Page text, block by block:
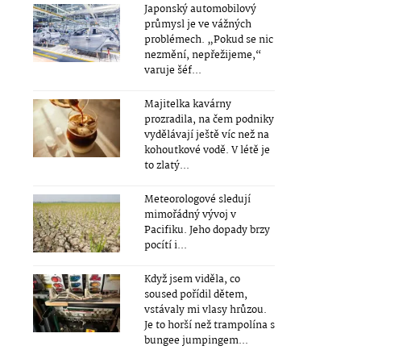
Japonský automobilový
průmysl je ve vážných
problémech. „Pokud se nic
nezmění, nepřežijeme,“
varuje šéf...
Majitelka kavárny
prozradila, na čem podniky
vydělávají ještě víc než na
kohoutkové vodě. V létě je
to zlatý...
Meteorologové sledují
mimořádný vývoj v
Pacifiku. Jeho dopady brzy
pocítí i...
Když jsem viděla, co
soused pořídil dětem,
vstávaly mi vlasy hrůzou.
Je to horší než trampolína s
bungee jumpingem...